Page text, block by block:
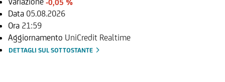
-0,05 %
Data 05.08.2026
Ora 21:59
Aggiornamento UniCredit Realtime
DETTAGLI SUL SOTTOSTANTE